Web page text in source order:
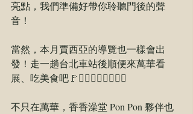
亮點，我們準備好帶你聆聽門後的聲
音！
當然，本月賈西亞的導覽也一樣會出
發！走一趟台北車站後順便來萬華看
展、吃美食吧🚩🚶‍♂️🚶‍♀️🚶‍♂️🚶‍♀️
不只在萬華，香香澡堂 Pon Pon 夥伴也